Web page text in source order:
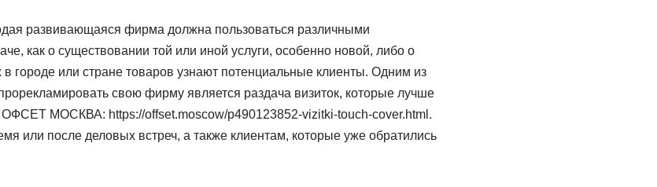
развивающаяся фирма должна пользоваться различными
как о существовании той или иной услуги, особенно новой, либо о
городе или стране товаров узнают потенциальные клиенты. Одним из
свою фирму является раздача визиток, которые лучше
ОФСЕТ МОСКВА: https://offset.moscow/p490123852-vizitki-touch-cover.html.
или после деловых встреч, а также клиентам, которые уже обратились